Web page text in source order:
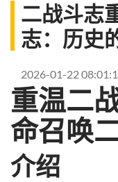
二战斗志
志：历史
2026-01-22
重温二
命召唤
介绍